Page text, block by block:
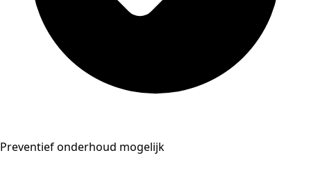
Preventief onderhoud mogelijk